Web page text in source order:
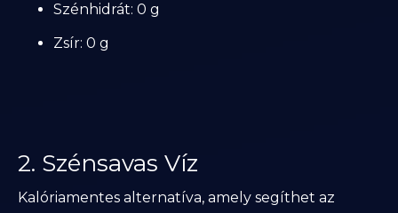
Szénhidrát: 0 g
Zsír: 0 g
2. Szénsavas Víz
Kalóriamentes alternatíva, amely segíthet az